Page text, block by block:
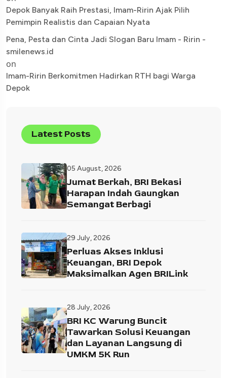
Depok Banyak Raih Prestasi, Imam-Ririn Ajak Pilih
Pemimpin Realistis dan Capaian Nyata
Pena, Pesta dan Cinta Jadi Slogan Baru Imam - Ririn -
smilenews.id
on
Imam-Ririn Berkomitmen Hadirkan RTH bagi Warga
Depok
Latest Posts
05 August, 2026
Jumat Berkah, BRI Bekasi
Harapan Indah Gaungkan
Semangat Berbagi
29 July, 2026
Perluas Akses Inklusi
Keuangan, BRI Depok
Maksimalkan Agen BRILink
28 July, 2026
BRI KC Warung Buncit
Tawarkan Solusi Keuangan
dan Layanan Langsung di
UMKM 5K Run